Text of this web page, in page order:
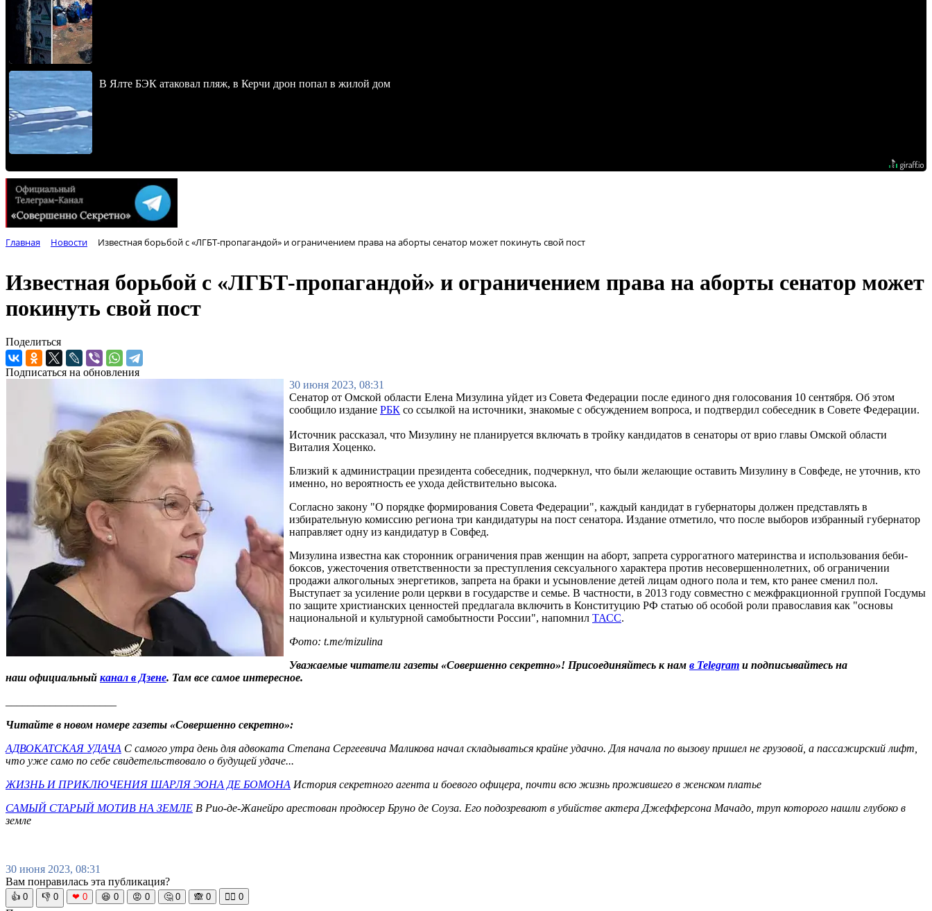
В Ялте БЭК атаковал пляж, в Керчи дрон попал в жилой дом
Главная Новости Известная борьбой с «ЛГБТ-пропагандой» и ограничением права на аборты сенатор может покинуть свой пост
Известная борьбой с «ЛГБТ-пропагандой» и ограничением права на аборты сенатор может
покинуть свой пост
Поделиться
Подписаться на обновления
30 июня 2023, 08:31
Сенатор от Омской области Елена Мизулина уйдет из Совета Федерации после единого дня голосования 10 сентября. Об этом
сообщило издание РБК со ссылкой на источники, знакомые с обсуждением вопроса, и подтвердил собеседник в Совете Федерации.
Источник рассказал, что Мизулину не планируется включать в тройку кандидатов в сенаторы от врио главы Омской области
Виталия Хоценко.
Близкий к администрации президента собеседник, подчеркнул, что были желающие оставить Мизулину в Совфеде, не уточнив, кто
именно, но вероятность ее ухода действительно высока.
Согласно закону "О порядке формирования Совета Федерации", каждый кандидат в губернаторы должен представлять в
избирательную комиссию региона три кандидатуры на пост сенатора. Издание отметило, что после выборов избранный губернатор
направляет одну из кандидатур в Совфед.
Мизулина известна как сторонник ограничения прав женщин на аборт, запрета суррогатного материнства и использования беби-
боксов, ужесточения ответственности за преступления сексуального характера против несовершеннолетних, об ограничении
продажи алкогольных энергетиков, запрета на браки и усыновление детей лицам одного пола и тем, кто ранее сменил пол.
Выступает за усиление роли церкви в государстве и семье. В частности, в 2013 году совместно с межфракционной группой Госдумы
по защите христианских ценностей предлагала включить в Конституцию РФ статью об особой роли православия как "основы
национальной и культурной самобытности России", напомнил ТАСС.
Фото: t.me/mizulina
Уважаемые читатели газеты «Совершенно секретно»! Присоединяйтесь к нам в Telegram и подписывайтесь на
наш официальный канал в Дзене. Там все самое интересное.
Читайте в новом номере газеты «Совершенно секретно»:
АДВОКАТСКАЯ УДАЧА С самого утра день для адвоката Степана Сергеевича Маликова начал складываться крайне удачно. Для начала по вызову пришел не грузовой, а пассажирский лифт,
что уже само по себе свидетельствовало о будущей удаче...
ЖИЗНЬ И ПРИКЛЮЧЕНИЯ ШАРЛЯ ЭОНА ДЕ БОМОНА История секретного агента и боевого офицера, почти всю жизнь прожившего в женском платье
САМЫЙ СТАРЫЙ МОТИВ НА ЗЕМЛЕ В Рио-де-Жанейро арестован продюсер Бруно де Соуза. Его подозревают в убийстве актера Джефферсона Мачадо, труп которого нашли глубоко в
земле
30 июня 2023, 08:31
Вам понравилась эта публикация?
👍 0 👎 0 ❤ 0 😆 0 😡 0 🤔 0 🙈 0 🧘‍♀️ 0